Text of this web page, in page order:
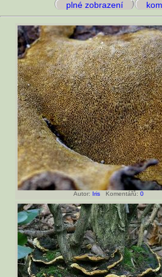
plné zobrazení
Autor: Iris Komentářů: 0